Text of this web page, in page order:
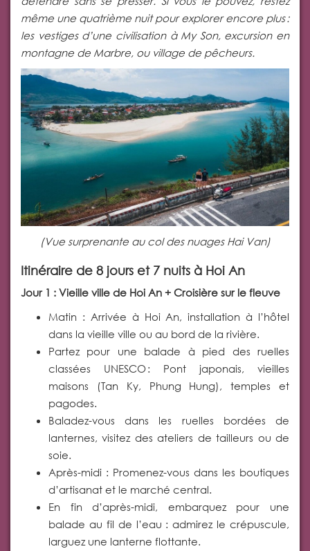
même une quatrième nuit pour explorer encore plus :
les vestiges d’une civilisation à My Son, excursion en
montagne de Marbre, ou village de pêcheurs.
(Vue surprenante au col des nuages Hai Van)
Itinéraire de 8 jours et 7 nuits à Hoi An
Jour 1 : Vieille ville de Hoi An + Croisière sur le fleuve
Matin : Arrivée à Hoi An, installation à l’hôtel
dans la vieille ville ou au bord de la rivière.
Partez pour une balade à pied des ruelles
classées UNESCO : Pont japonais, vieilles
maisons (Tan Ky, Phung Hung), temples et
pagodes.
Baladez-vous dans les ruelles bordées de
lanternes, visitez des ateliers de tailleurs ou de
soie.
Après-midi : Promenez-vous dans les boutiques
d’artisanat et le marché central.
En fin d’après-midi, embarquez pour une
balade au fil de l’eau : admirez le crépuscule,
larguez une lanterne flottante.